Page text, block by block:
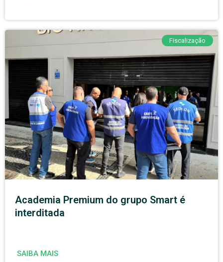
Fiscalização
Academia Premium do grupo Smart é
interditada
SAIBA MAIS